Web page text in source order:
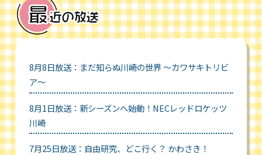
8月8日放送：まだ知らぬ川崎の世界 ～カワサキトリビ
ア～
8月1日放送：新シーズンへ始動！NECレッドロケッツ
川崎
7月25日放送：自由研究、どこ行く？ かわさき！